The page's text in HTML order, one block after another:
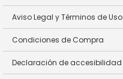
Aviso Legal y Términos de Uso
Condiciones de Compra
Declaración de accesibilidad